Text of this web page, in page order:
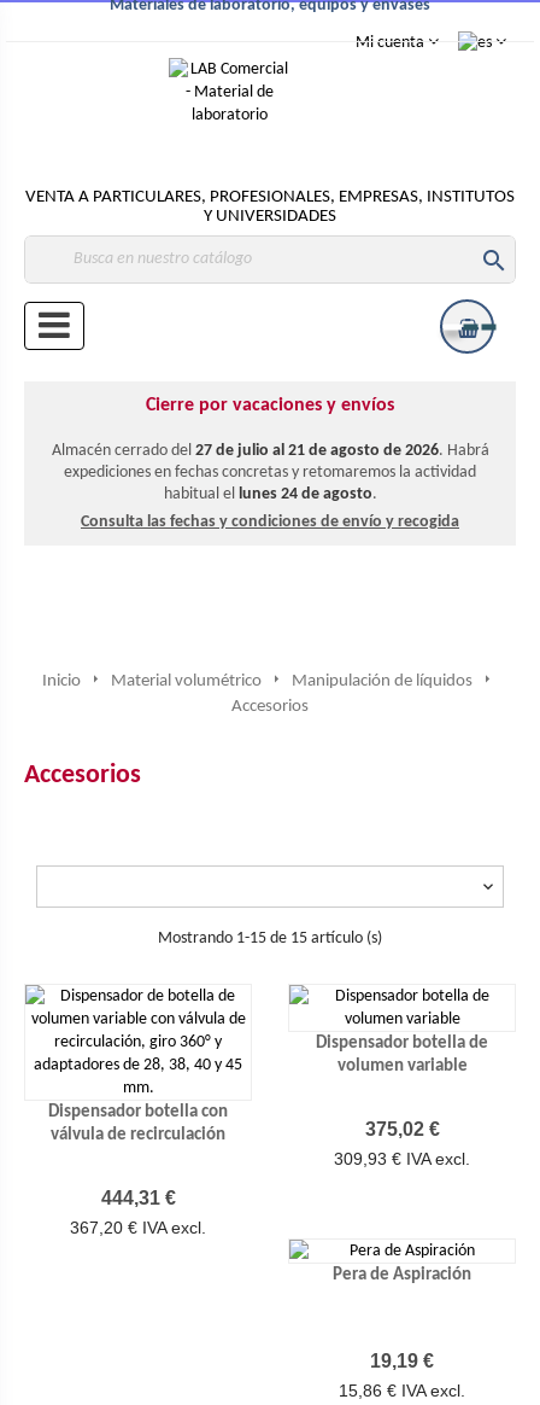
Mi cuenta
Materiales de laboratorio, equipos y envases
VENTA A PARTICULARES, PROFESIONALES, EMPRESAS, INSTITUTOS
Y UNIVERSIDADES

Cierre por vacaciones y envíos
Almacén cerrado del 27 de julio al 21 de agosto de 2026. Habrá
expediciones en fechas concretas y retomaremos la actividad
habitual el lunes 24 de agosto.
Consulta las fechas y condiciones de envío y recogida
Inicio Material volumétrico
Manipulación de líquidos
Accesorios
Accesorios

Mostrando 1-15 de 15 artículo (s)
Dispensador botella con
válvula de recirculación
Precio
444,31 €
367,20 € IVA excl.
Dispensador botella de
volumen variable
Precio
375,02 €
309,93 € IVA excl.
Pera de Aspiración
Precio
19,19 €
15,86 € IVA excl.